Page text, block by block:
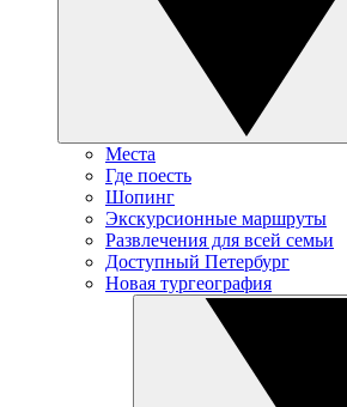
Места
Где поесть
Шопинг
Экскурсионные маршруты
Развлечения для всей семьи
Доступный Петербург
Новая тургеография